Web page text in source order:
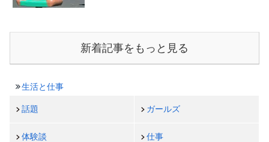
新着記事をもっと見る
生活と仕事
話題 ガールズ
体験談 仕事